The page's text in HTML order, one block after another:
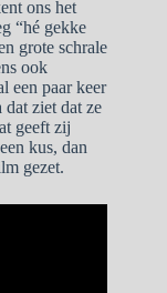
ons het
“hé gekke
grote schrale
ook
een paar keer
ziet dat ze
geeft zij
kus, dan
gezet.